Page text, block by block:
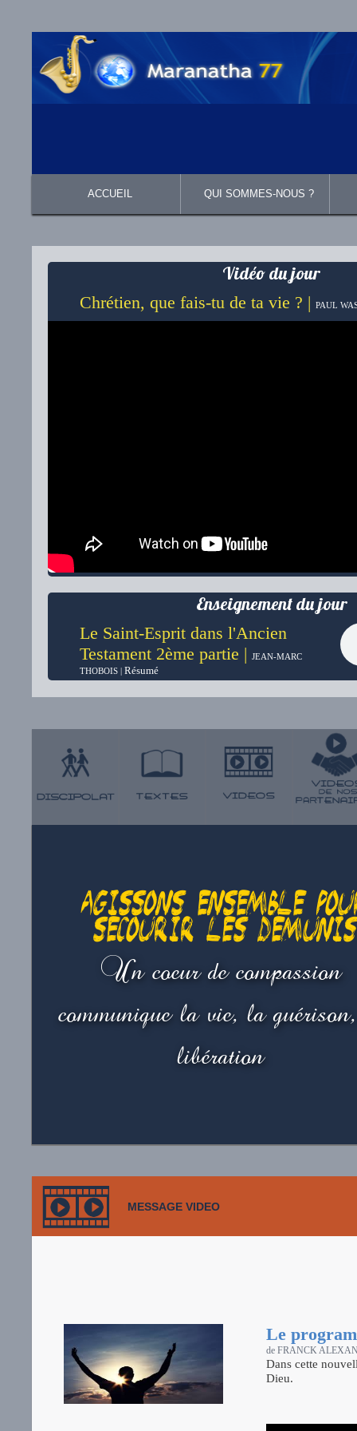
ACCUEIL QUI SOMMES-NOUS ?
Vidéo du jour
Chrétien, que fais-tu de ta vie ? | PAUL
Enseignement du jour
Le Saint-Esprit dans l'Ancien
Testament 2ème partie | JEAN-MARC
THOBOIS | Résumé
MESSAGE VIDEO
Le
de FRANCK
Dans cette
Dieu.